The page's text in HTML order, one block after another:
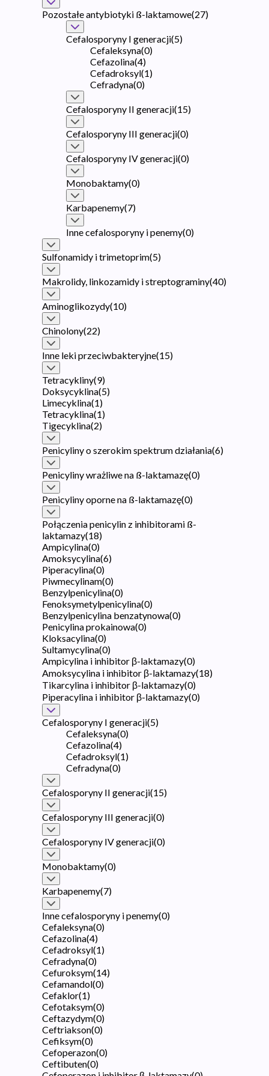
Pozostałe antybiotyki ß-laktamowe(27)
Cefalosporyny I generacji(5)
Cefaleksyna(0)
Cefazolina(4)
Cefadroksyl(1)
Cefradyna(0)
Cefalosporyny II generacji(15)
Cefalosporyny III generacji(0)
Cefalosporyny IV generacji(0)
Monobaktamy(0)
Karbapenemy(7)
Inne cefalosporyny i penemy(0)
Sulfonamidy i trimetoprim(5)
Makrolidy, linkozamidy i streptograminy(40)
Aminoglikozydy(10)
Chinolony(22)
Inne leki przeciwbakteryjne(15)
Tetracykliny(9)
Doksycyklina(5)
Limecyklina(1)
Tetracyklina(1)
Tigecyklina(2)
Penicyliny o szerokim spektrum działania(6)
Penicyliny wrażliwe na ß-laktamazę(0)
Penicyliny oporne na ß-laktamazę(0)
Połączenia penicylin z inhibitorami ß-
laktamazy(18)
Ampicylina(0)
Amoksycylina(6)
Piperacylina(0)
Piwmecylinam(0)
Benzylpenicylina(0)
Fenoksymetylpenicylina(0)
Benzylpenicylina benzatynowa(0)
Penicylina prokainowa(0)
Kloksacylina(0)
Sultamycylina(0)
Ampicylina i inhibitor β-laktamazy(0)
Amoksycylina i inhibitor β-laktamazy(18)
Tikarcylina i inhibitor β-laktamazy(0)
Piperacylina i inhibitor β-laktamazy(0)
Cefalosporyny I generacji(5)
Cefaleksyna(0)
Cefazolina(4)
Cefadroksyl(1)
Cefradyna(0)
Cefalosporyny II generacji(15)
Cefalosporyny III generacji(0)
Cefalosporyny IV generacji(0)
Monobaktamy(0)
Karbapenemy(7)
Inne cefalosporyny i penemy(0)
Cefaleksyna(0)
Cefazolina(4)
Cefadroksyl(1)
Cefradyna(0)
Cefuroksym(14)
Cefamandol(0)
Cefaklor(1)
Cefotaksym(0)
Ceftazydym(0)
Ceftriakson(0)
Cefiksym(0)
Cefoperazon(0)
Ceftibuten(0)